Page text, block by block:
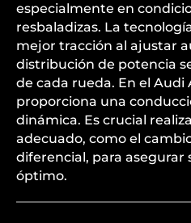
especialmente en
resbaladizas. La
mejor tracción al ajustar
distribución de potencia
de cada rueda. En el Audi
proporciona una
dinámica. Es crucial
adecuado, como el
diferencial, para
óptimo.